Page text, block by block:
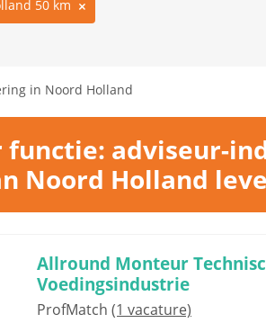
50 km
in Noord Holland
functie: adviseur-
Noord Holland
Allround Monteur
Voedingsindustrie
ProfMatch (1 vacature)